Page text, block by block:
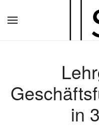
Hauptinhalt
in